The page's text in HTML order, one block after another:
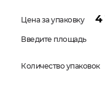
Цена за упаковку 4
Введите площадь
Количество упаковок